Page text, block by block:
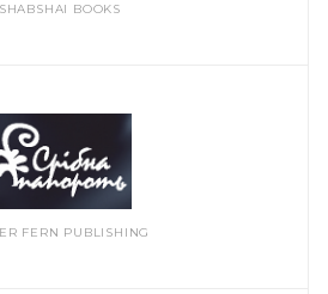
SHABSHAI BOOKS
FERN PUBLISHING